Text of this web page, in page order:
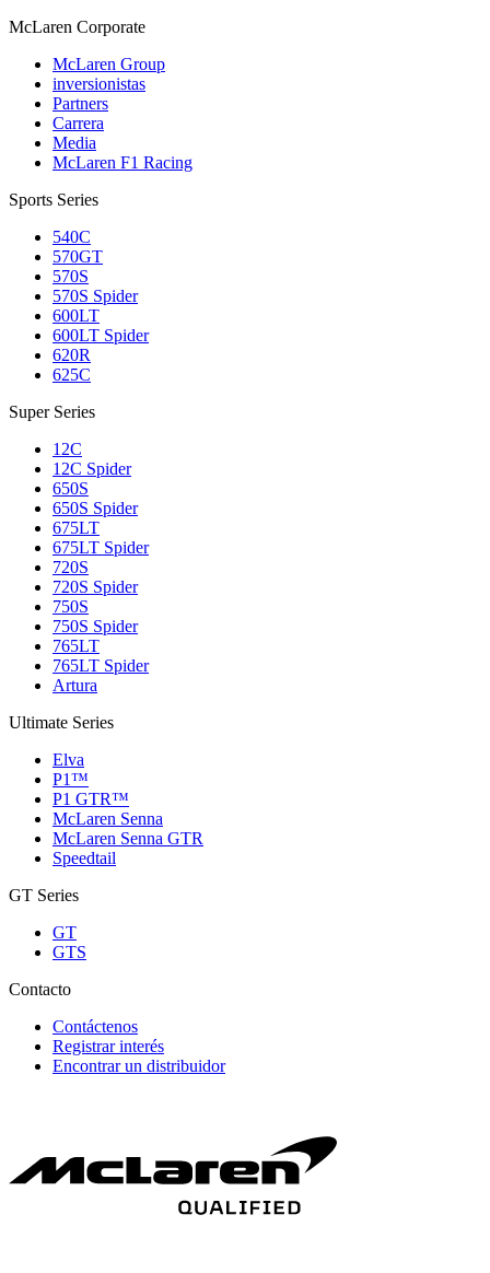
McLaren Corporate
McLaren Group
inversionistas
Partners
Carrera
Media
McLaren F1 Racing
Sports Series
540C
570GT
570S
570S Spider
600LT
600LT Spider
620R
625C
Super Series
12C
12C Spider
650S
650S Spider
675LT
675LT Spider
720S
720S Spider
750S
750S Spider
765LT
765LT Spider
Artura
Ultimate Series
Elva
P1™
P1 GTR™
McLaren Senna
McLaren Senna GTR
Speedtail
GT Series
GT
GTS
Contacto
Contáctenos
Registrar interés
Encontrar un distribuidor